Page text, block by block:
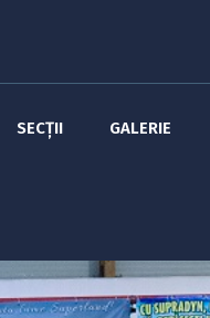
SECȚII GALERIE